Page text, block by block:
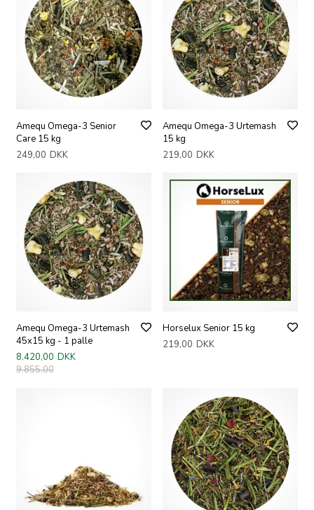
Amequ Omega-3 Senior
Care 15 kg
249,00 DKK
Amequ Omega-3 Urtemash
15 kg
219,00 DKK
Amequ Omega-3 Urtemash
45x15 kg - 1 palle
8.420,00 DKK
9.855,00
Horselux Senior 15 kg
219,00 DKK